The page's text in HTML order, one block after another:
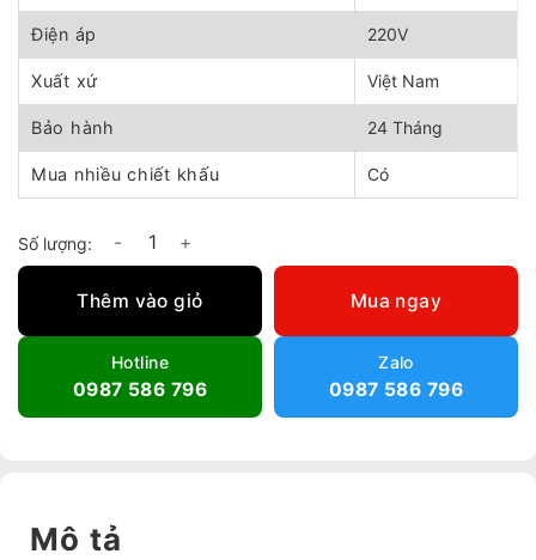
Điện áp 220V
Xuất xứ Việt Nam
Bảo hành 24 Tháng
Mua nhiều chiết khấu Có
Quạt treo tường công nghiệp Vinawind QTT750-Đ số lượng
Thêm vào giỏ Mua ngay
Hotline
0987 586 796
Zalo
0987 586 796
Mô tả